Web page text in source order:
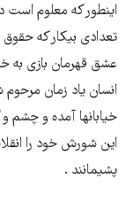
اینطور که معلوم است
تعدادی بیکار که
عشق قهرمان بازی به
انسان یاد زمان
خیابانها آمده و چشم
این شورش خود را
پشیمانند .